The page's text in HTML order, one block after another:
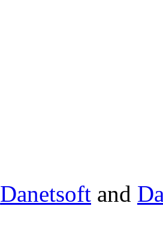
Danetsoft and